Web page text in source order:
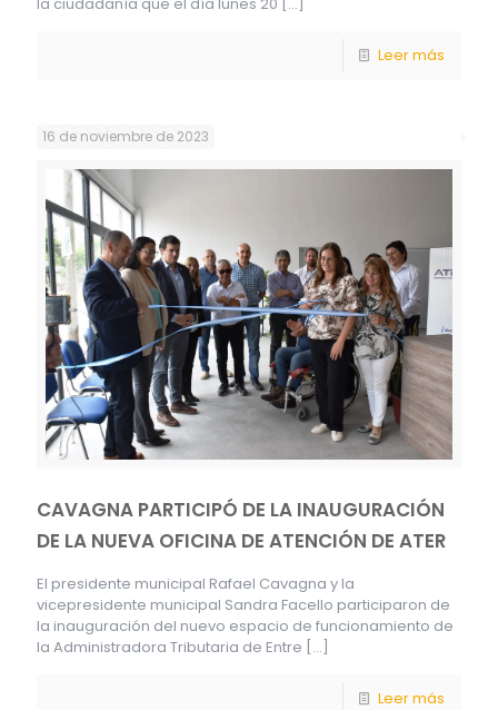
Leer más
16 de noviembre de 2023
CAVAGNA PARTICIPÓ DE LA INAUGURACIÓN
DE LA NUEVA OFICINA DE ATENCIÓN DE ATER
El presidente municipal Rafael Cavagna y la
vicepresidente municipal Sandra Facello participaron de
la inauguración del nuevo espacio de funcionamiento de
la Administradora Tributaria de Entre […]
Leer más